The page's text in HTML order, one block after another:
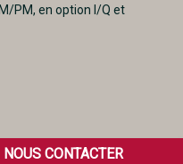
PM, en option I/Q et
NOUS CONTACTER